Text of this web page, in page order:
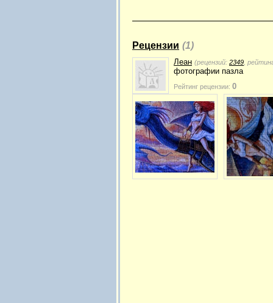
Рецензии (1)
Леан (рецензий: 2349 ,
фотографии пазла
Рейтинг рецензии: 0